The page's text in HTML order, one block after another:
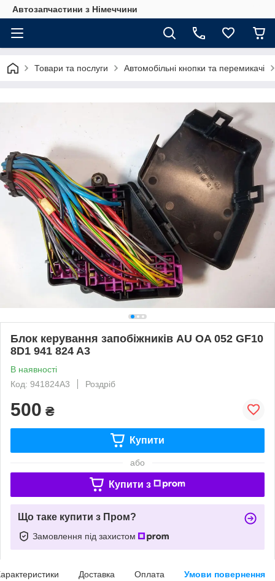
Автозапчастини з Німеччини
Товари та послуги Автомобільні кнопки та перемикачі
Блок керування запобіжників AU OA 052 GF10
8D1 941 824 A3
В наявності
Код: 941824A3
Роздріб
500 ₴
Купити
або
Купити з
Що таке купити з Пром?
Замовлення під захистом
Доставка Оплата Умови повернення